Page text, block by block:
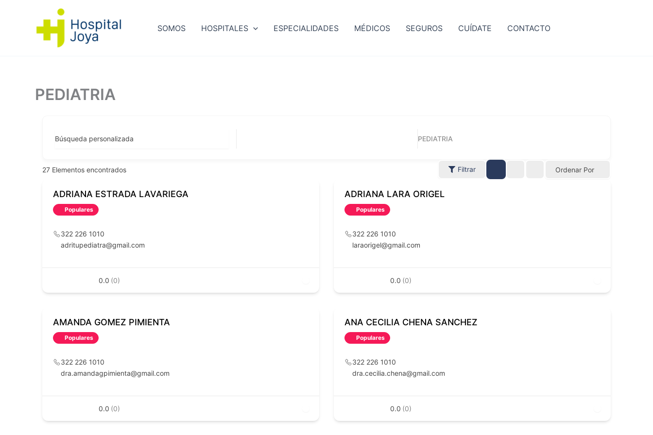
SOMOS HOSPITALES ESPECIALIDADES MÉDICOS SEGUROS CUÍDATE CONTACTO
PEDIATRIA
Búsqueda personalizada PEDIATRIA
27 Elementos encontrados Filtrar Ordenar Por
ADRIANA ESTRADA LAVARIEGA
Populares
322 226 1010
adritupediatra@gmail.com
0.0 (0)
ADRIANA LARA ORIGEL
Populares
322 226 1010
laraorigel@gmail.com
0.0 (0)
AMANDA GOMEZ PIMIENTA
Populares
322 226 1010
dra.amandagpimienta@gmail.com
0.0 (0)
ANA CECILIA CHENA SANCHEZ
Populares
322 226 1010
dra.cecilia.chena@gmail.com
0.0 (0)